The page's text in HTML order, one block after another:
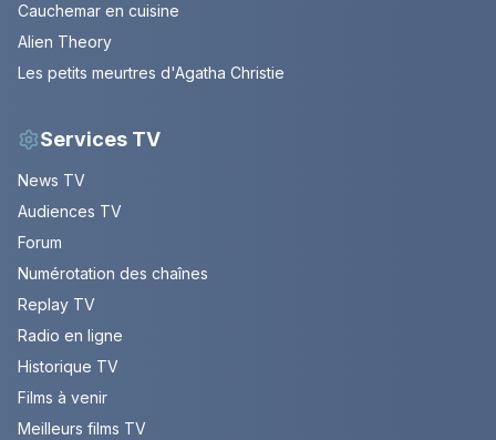
Cauchemar en cuisine
Alien Theory
Les petits meurtres d'Agatha Christie
Services TV
News TV
Audiences TV
Forum
Numérotation des chaînes
Replay TV
Radio en ligne
Historique TV
Films à venir
Meilleurs films TV